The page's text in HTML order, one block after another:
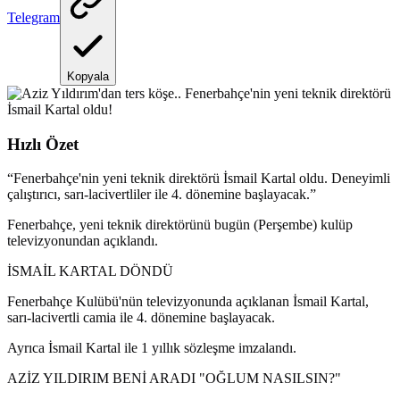
Telegram
Kopyala
Hızlı Özet
“Fenerbahçe'nin yeni teknik direktörü İsmail Kartal oldu. Deneyimli
çalıştırıcı, sarı-lacivertliler ile 4. dönemine başlayacak.”
Fenerbahçe, yeni teknik direktörünü bugün (Perşembe) kulüp
televizyonundan açıklandı.
İSMAİL KARTAL DÖNDÜ
Fenerbahçe Kulübü'nün televizyonunda açıklanan İsmail Kartal,
sarı-lacivertli camia ile 4. dönemine başlayacak.
Ayrıca İsmail Kartal ile 1 yıllık sözleşme imzalandı.
AZİZ YILDIRIM BENİ ARADI "OĞLUM NASILSIN?"